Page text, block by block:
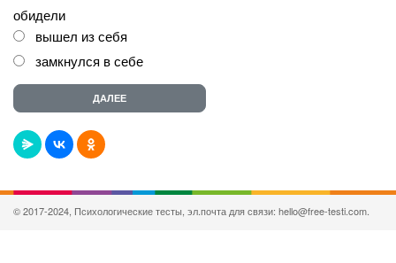
обидели
вышел из себя
замкнулся в себе
© 2017-2024, Психологические тесты, эл.почта для связи: hello@free-testi.com.